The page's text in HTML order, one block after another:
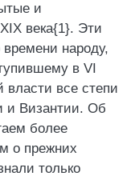
и
века{1}. Эти
народу,
в VI
власти все степи
и Византии. Об
более
о прежних
только